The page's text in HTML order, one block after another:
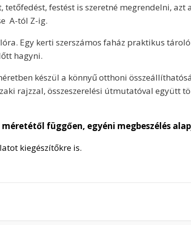
festést is szeretné megrendelni,
A-tól Z-ig.
Egy kerti szerszámos faház praktikus
hagyni.
készül a könnyű otthoni
rajzzal, összeszerelési útmutatóval együtt
függően, egyéni megbeszélés
kiegészítőkre is.